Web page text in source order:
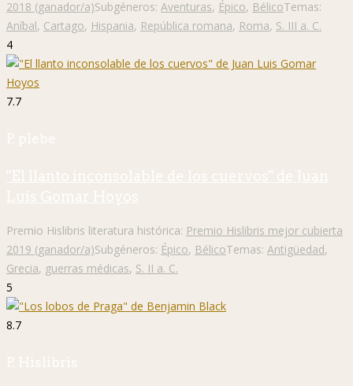
2018 (ganador/a)Subgéneros: Aventuras, Épico, BélicoTemas:
Aníbal, Cartago, Hispania, República romana, Roma, S. III a. C.
4
7.7
P. plebe
"El llanto inconsolable de los cuervos" de Juan
Luis Gomar Hoyos
Premio Hislibris literatura histórica: Premio Hislibris mejor cubierta
2019 (ganador/a)Subgéneros: Épico, BélicoTemas: Antigüedad,
Grecia, guerras médicas, S. II a. C.
5
8.7
P. Hislibris